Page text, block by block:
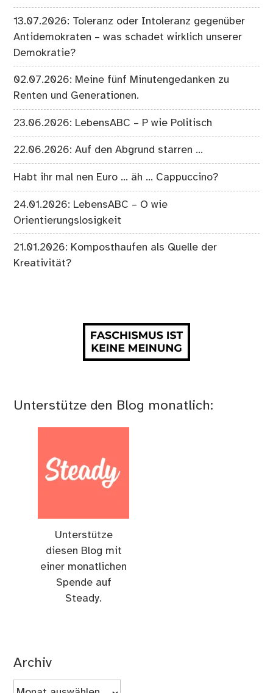
13.07.2026: Toleranz oder Intoleranz gegenüber
Antidemokraten – was schadet wirklich unserer
Demokratie?
02.07.2026: Meine fünf Minutengedanken zu
Renten und Generationen.
23.06.2026: LebensABC – P wie Politisch
22.06.2026: Auf den Abgrund starren …
Habt ihr mal nen Euro … äh … Cappuccino?
24.01.2026: LebensABC – O wie
Orientierungslosigkeit
21.01.2026: Komposthaufen als Quelle der
Kreativität?
Unterstütze den Blog monatlich:
Unterstütze
diesen Blog mit
einer monatlichen
Spende auf
Steady.
Archiv
Archiv